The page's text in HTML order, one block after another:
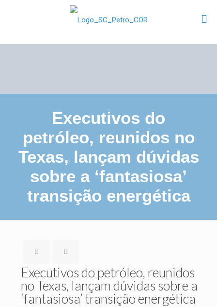
Executivos do
petróleo, reunidos no
Texas, lançam dúvidas
sobre a ‘fantasiosa’
transição energética
Executivos do petróleo, reunidos
no Texas, lançam dúvidas sobre a
‘fantasiosa’ transição energética